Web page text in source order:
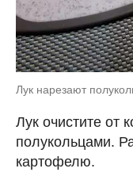
Лук нарезают
Лук очистите от
полукольцами.
картофелю.